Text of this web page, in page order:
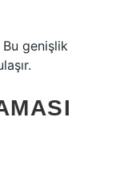
genişlik